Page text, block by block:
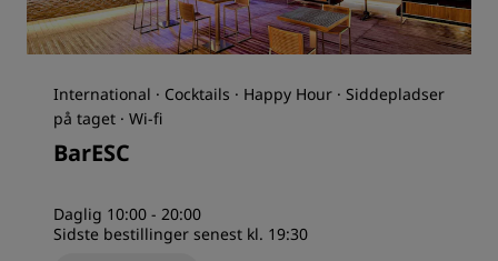
International · Cocktails · Happy Hour · Siddepladser
på taget · Wi-fi
BarESC
Daglig 10:00 - 20:00
Sidste bestillinger senest kl. 19:30